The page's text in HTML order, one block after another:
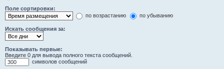
Поле сортировки:
по возрастанию
по убыванию
Искать сообщения за:
Показывать первые:
Введите 0 для вывода полного текста сообщений.
символов сообщений